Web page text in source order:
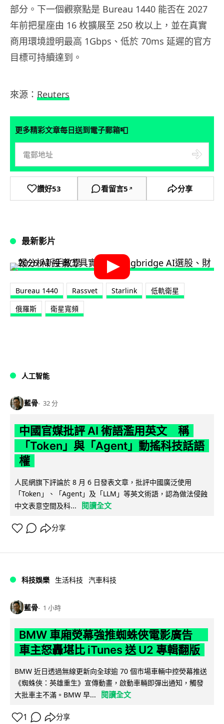
部分。下一個觀察點是 Bureau 1440 能否在 2027
年前把星座由 16 枚擴展至 250 枚以上，並在真實
商用環境證明最高 1Gbps、低於 70ms 延遲的官方
目標可持續達到。
來源： Reuters
更多精彩文章每日送到電子郵箱📮
讚好53 看留言5 ↗ 分享
最新影片
Bureau 1440 Rassvet Starlink
低軌衛星
俄羅斯
衛星寬頻
人工智能
藍骨 32 分
中國官媒批評 AI 術語濫用英文 稱
「Token」與「Agent」動搖科技話語
權
人民網旗下評論於 8 月 6 日發表文章，批評中國廣泛使用
「Token」、「Agent」及「LLM」等英文術語，認為做法侵蝕
中文表意空間及科...
閱讀全文
分享
科技娛樂 生活科技 汽車科技
藍骨 1 小時
BMW 車廂熒幕強推蜘蛛俠電影廣告
車主怒轟堪比 iTunes 送 U2 專輯翻版
BMW 近日透過無線更新向全球逾 70 個市場車輛中控熒幕推送
《蜘蛛俠：英雄重生》宣傳動畫，啟動車輛即彈出通知，觸發
大批車主不滿。BMW 早...
閱讀全文
1 分享